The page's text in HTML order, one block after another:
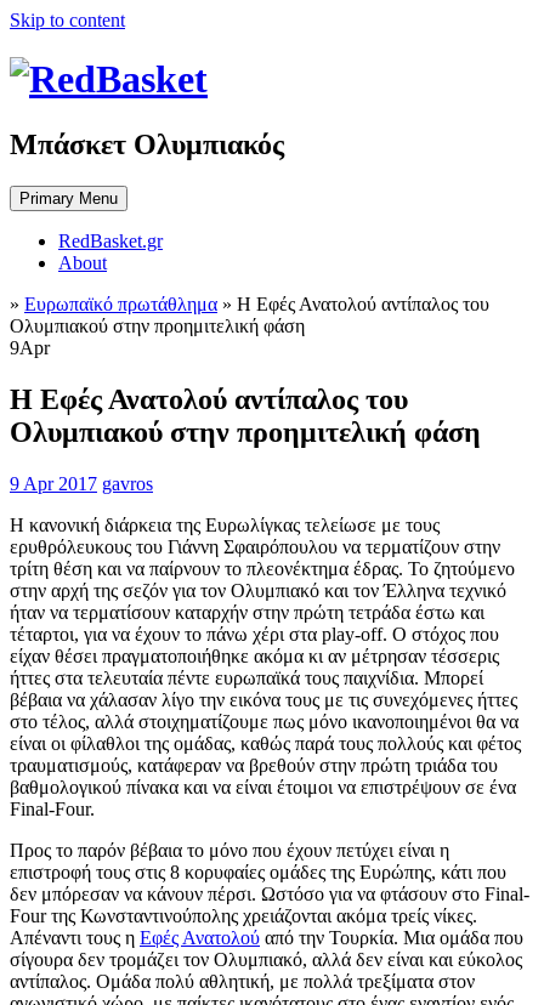
Skip to content
Μπάσκετ Ολυμπιακός
Primary Menu
RedBasket.gr
About
» Ευρωπαϊκό πρωτάθλημα » Η Εφές Ανατολού αντίπαλος του
Ολυμπιακού στην προημιτελική φάση
9Apr
Η Εφές Ανατολού αντίπαλος του
Ολυμπιακού στην προημιτελική φάση
9 Apr 2017 gavros
Η κανονική διάρκεια της Ευρωλίγκας τελείωσε με τους
ερυθρόλευκους του Γιάννη Σφαιρόπουλου να τερματίζουν στην
τρίτη θέση και να παίρνουν το πλεονέκτημα έδρας. Το ζητούμενο
στην αρχή της σεζόν για τον Ολυμπιακό και τον Έλληνα τεχνικό
ήταν να τερματίσουν καταρχήν στην πρώτη τετράδα έστω και
τέταρτοι, για να έχουν το πάνω χέρι στα play-off. Ο στόχος που
είχαν θέσει πραγματοποιήθηκε ακόμα κι αν μέτρησαν τέσσερις
ήττες στα τελευταία πέντε ευρωπαϊκά τους παιχνίδια. Μπορεί
βέβαια να χάλασαν λίγο την εικόνα τους με τις συνεχόμενες ήττες
στο τέλος, αλλά στοιχηματίζουμε πως μόνο ικανοποιημένοι θα να
είναι οι φίλαθλοι της ομάδας, καθώς παρά τους πολλούς και φέτος
τραυματισμούς, κατάφεραν να βρεθούν στην πρώτη τριάδα του
βαθμολογικού πίνακα και να είναι έτοιμοι να επιστρέψουν σε ένα
Final-Four.
Προς το παρόν βέβαια το μόνο που έχουν πετύχει είναι η
επιστροφή τους στις 8 κορυφαίες ομάδες της Ευρώπης, κάτι που
δεν μπόρεσαν να κάνουν πέρσι. Ωστόσο για να φτάσουν στο Final-
Four της Κωνσταντινούπολης χρειάζονται ακόμα τρείς νίκες.
Απέναντι τους η Εφές Ανατολού από την Τουρκία. Μια ομάδα που
σίγουρα δεν τρομάζει τον Ολυμπιακό, αλλά δεν είναι και εύκολος
αντίπαλος. Ομάδα πολύ αθλητική, με πολλά τρεξίματα στον